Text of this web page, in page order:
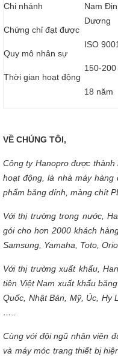
Chi nhánh
Chứng chỉ đạt được
Quy mô nhân sự
Thời gian hoạt động
Nam
Dương
ISO
150-
18 năm
VỀ CHÚNG TÔI,
Công ty Hanopro được
hoạt động, là nhà máy
phẩm băng dính, màng chít
Với thị trường trong nước,
gói cho hơn 2000 khách
Samsung, Yamaha, Toto,
Với thị trường xuất khẩu,
tiên Việt Nam xuất khẩu
Quốc, Nhật Bản, Mỹ, Úc, Hy
…..
Cùng với đội ngũ nhân viên
và máy móc trang thiết bị